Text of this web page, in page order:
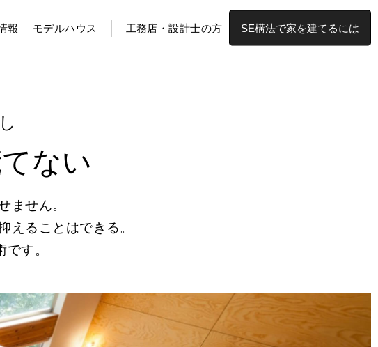
報 モデルハウス 工務店・設計士の方 SE構法で家を建てるには
ない
ません。
えることはできる。
す。